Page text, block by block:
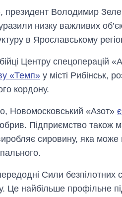
президент Володимир
уразили низку важливих
в Ярославському
Центру спецоперацій
«Темп» у місті Рибінськ,
кордону.
Новомосковський «Азот»
Підприємство також
сировину, яка
Сили безпілотних
Це найбільше профільне